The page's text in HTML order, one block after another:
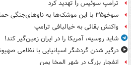
ترامپ سوئیس را تهدید کرد
سوخو۳۵ با این موشک‌ها به ناوهای‌جنگی حمله می‌کند
واکنش بقائی به خیالبافی ترامپ
شاید روسیه، آمریکا را در ایران زمین‌گیر کند!
درگیر شدن گردشگر اسپانیایی با نظامی
انفجار بزرگ در شهر المخا یمن